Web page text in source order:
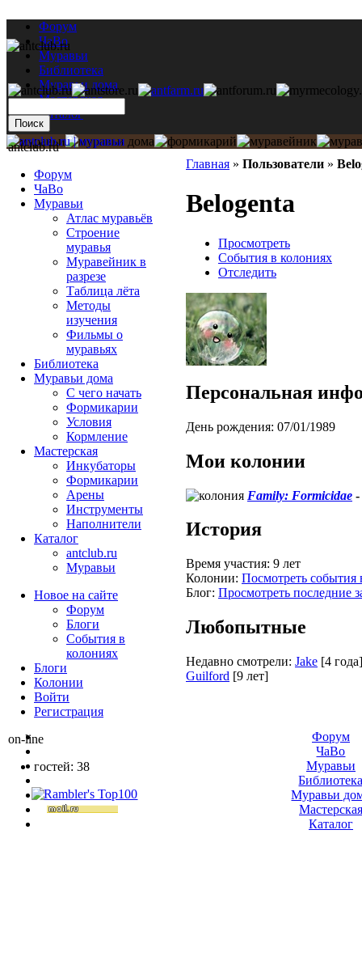
Форум
ЧаВо
Муравьи
Библиотека
Муравьи дома
Мастерская
Каталог
Главная » Пользователи »
Belogenta
Просмотреть
События в колониях
Отследить
Персональная
День рождения: 07/01/1989
Мои колонии
Family: Formicidae -
История
Время участия: 9 лет
Колонии: Посмотреть события
Блог: Просмотреть последние
Любопытные
Недавно смотрели: Jake [4 года]
Guilford [9 лет]
antclub.ru
Форум
ЧаВо
Муравьи
Атлас муравьёв
Строение
муравья
Муравейник в
разрезе
Таблица лёта
Методы
изучения
Фильмы о
муравьях
Библиотека
Муравьи дома
С чего начать
Формикарии
Условия
Кормление
Мастерская
Инкубаторы
Формикарии
Арены
Инструменты
Наполнители
Каталог
antclub.ru
Муравьи
Новое на сайте
Форум
Блоги
События в
колониях
Блоги
Колонии
Войти
Peгиcтpaция
on-line
гостей: 38
Форум
ЧаВо
Муравьи
Муравьи
Мастерская
Каталог